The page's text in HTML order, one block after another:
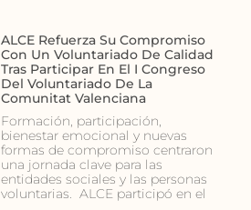
ALCE Refuerza Su Compromiso
Con Un Voluntariado De Calidad
Tras Participar En El I Congreso
Del Voluntariado De La
Comunitat Valenciana
Formación, participación,
bienestar emocional y nuevas
formas de compromiso centraron
una jornada clave para las
entidades sociales y las personas
voluntarias. ALCE participó en el